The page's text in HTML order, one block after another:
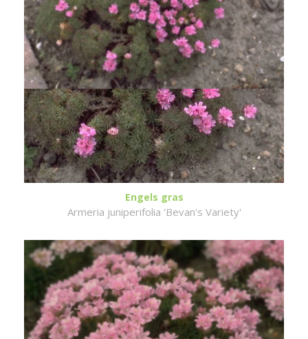
Engels gras
Armeria juniperifolia 'Bevan's Variety'